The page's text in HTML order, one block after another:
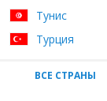
Тунис
Турция
ВСЕ СТРАНЫ